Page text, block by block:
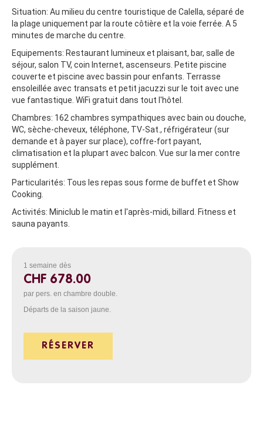
Situation: Au milieu du centre touristique de Calella, séparé de
la plage uniquement par la route côtière et la voie ferrée. A 5
minutes de marche du centre.
Equipements: Restaurant lumineux et plaisant, bar, salle de
séjour, salon TV, coin Internet, ascenseurs. Petite piscine
couverte et piscine avec bassin pour enfants. Terrasse
ensoleillée avec transats et petit jacuzzi sur le toit avec une
vue fantastique. WiFi gratuit dans tout l'hôtel.
Chambres: 162 chambres sympathiques avec bain ou douche,
WC, sèche-cheveux, téléphone, TV-Sat., réfrigérateur (sur
demande et à payer sur place), coffre-fort payant,
climatisation et la plupart avec balcon. Vue sur la mer contre
supplément.
Particularités: Tous les repas sous forme de buffet et Show
Cooking.
Activités: Miniclub le matin et l'après-midi, billard. Fitness et
sauna payants.
1 semaine dès
CHF 678.00
par pers. en chambre double.
Départs de la saison jaune.
RÉSERVER